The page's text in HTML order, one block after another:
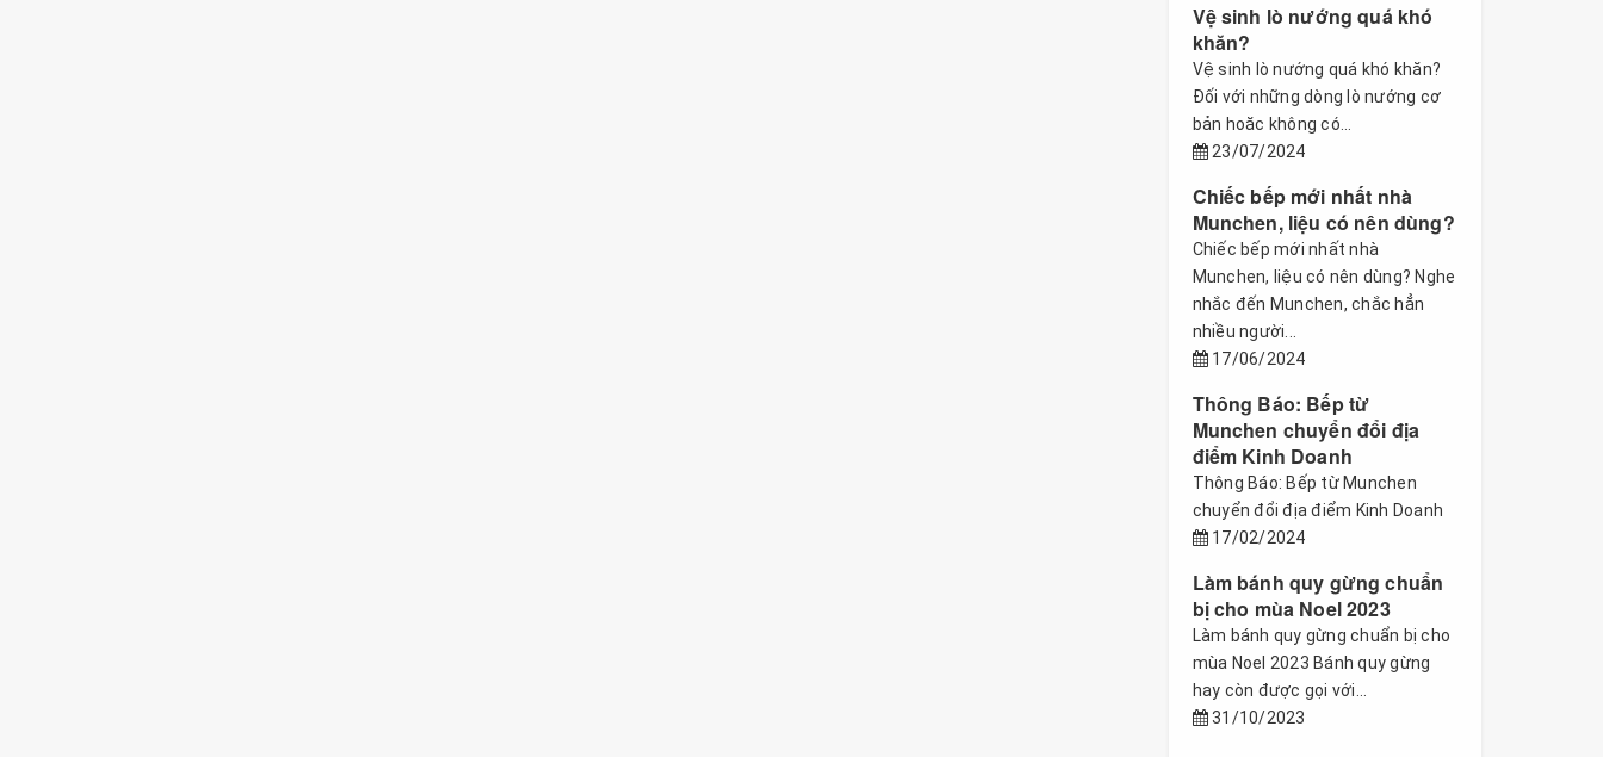
Vệ sinh lò nướng quá khó
khăn?
Vệ sinh lò nướng quá khó khăn?
Đối với những dòng lò nướng cơ
bản hoăc không có...
23/07/2024
Chiếc bếp mới nhất nhà
Munchen, liệu có nên dùng?
Chiếc bếp mới nhất nhà
Munchen, liệu có nên dùng? Nghe
nhắc đến Munchen, chắc hẳn
nhiều người...
17/06/2024
Thông Báo: Bếp từ
Munchen chuyển đổi địa
điểm Kinh Doanh
Thông Báo: Bếp từ Munchen
chuyển đổi địa điểm Kinh Doanh
17/02/2024
Làm bánh quy gừng chuẩn
bị cho mùa Noel 2023
Làm bánh quy gừng chuẩn bị cho
mùa Noel 2023 Bánh quy gừng
hay còn được gọi với...
31/10/2023